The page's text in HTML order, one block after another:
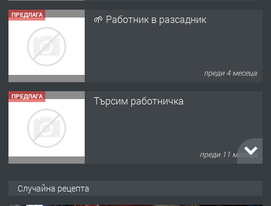
ПРЕДЛАГА 🌱 Работник в разсадник
преди 4 месеца
ПРЕДЛАГА Търсим работничка
преди 11 месеца
Случайна рецепта